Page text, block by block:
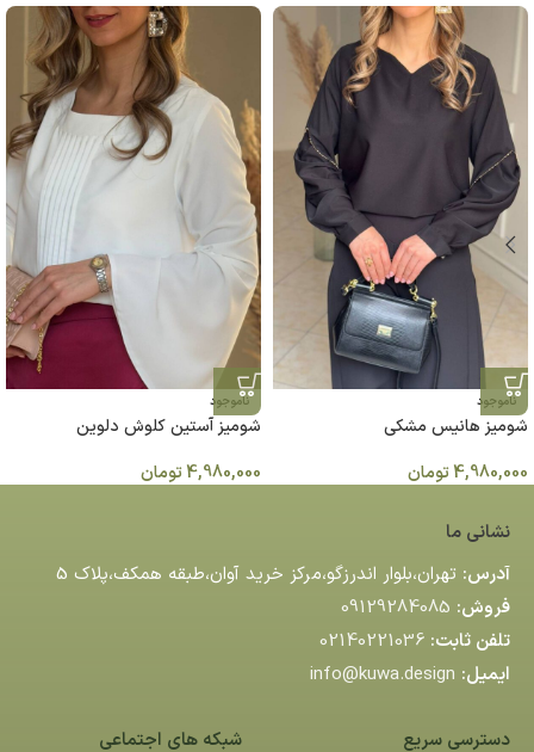
ناموجود
شومیز هانیس مشكي
4,980,000تومان
ناموجود
شومیز آستین کلوش دلوین
4,980,000تومان
نشانی ما
آدرس: تهران،بلوار اندرزگو،مركز خريد آوان،طبقه همكف،پلاك 5
فروش: 09129284085
تلفن ثابت: 02140221036
ایمیل: info@kuwa.design
دسترسی سریع شبکه های اجتماعی